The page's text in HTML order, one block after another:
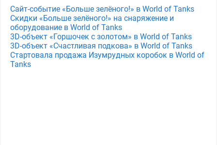
Сайт-событие «Больше зелёного!» в World of Tanks
Скидки «Больше зелёного!» на снаряжение и
оборудование в World of Tanks
3D-объект «Горшочек с золотом» в World of Tanks
3D-объект «Счастливая подкова» в World of Tanks
Стартовала продажа Изумрудных коробок в World of
Tanks